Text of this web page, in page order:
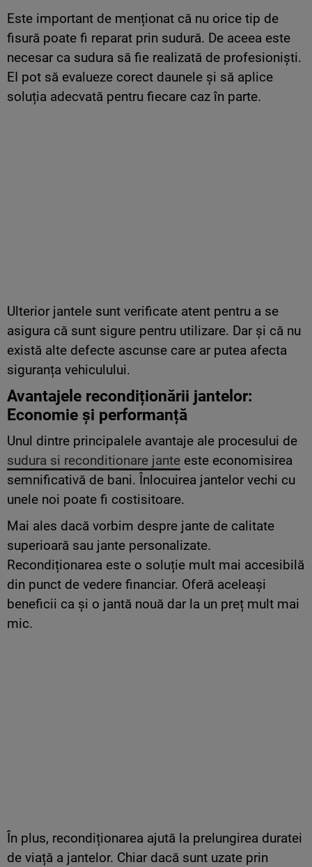
Este important de menționat că nu orice tip de
fisură poate fi reparat prin sudură. De aceea este
necesar ca sudura să fie realizată de profesioniști.
EI pot să evalueze corect daunele și să aplice
soluția adecvată pentru fiecare caz în parte.
Ulterior jantele sunt verificate atent pentru a se
asigura că sunt sigure pentru utilizare. Dar și că nu
există alte defecte ascunse care ar putea afecta
siguranța vehiculului.
Avantajele recondiționării jantelor:
Economie și performanță
Unul dintre principalele avantaje ale procesului de
sudura si reconditionare jante este economisirea
semnificativă de bani. Înlocuirea jantelor vechi cu
unele noi poate fi costisitoare.
Mai ales dacă vorbim despre jante de calitate
superioară sau jante personalizate.
Recondiționarea este o soluție mult mai accesibilă
din punct de vedere financiar. Oferă aceleași
beneficii ca și o jantă nouă dar la un preț mult mai
mic.
În plus, recondiționarea ajută la prelungirea duratei
de viață a jantelor. Chiar dacă sunt uzate prin